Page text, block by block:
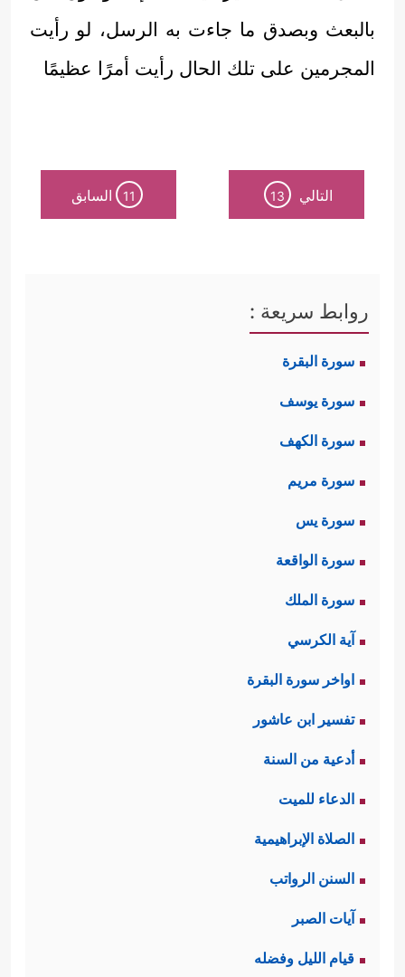
بالبعث وبصدق ما جاءت به الرسل، لو رأيت
المجرمين على تلك الحال رأيت أمرًا عظيمًا
التالي 13
11 السابق
روابط سريعة :
سورة البقرة
سورة يوسف
سورة الكهف
سورة مريم
سورة يس
سورة الواقعة
سورة الملك
آية الكرسي
اواخر سورة البقرة
تفسير ابن عاشور
أدعية من السنة
الدعاء للميت
الصلاة الإبراهيمية
السنن الرواتب
آيات الصبر
قيام الليل وفضله